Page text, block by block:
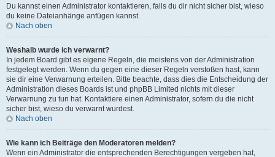
Du kannst einen Administrator kontaktieren, falls du dir nicht sicher bist, wieso
du keine Dateianhänge anfügen kannst.
Nach oben
Weshalb wurde ich verwarnt?
In jedem Board gibt es eigene Regeln, die meistens von der Administration
festgelegt werden. Wenn du gegen eine dieser Regeln verstoßen hast, kann
sie dir eine Verwarnung erteilen. Bitte beachte, dass dies die Entscheidung der
Administration dieses Boards ist und phpBB Limited nichts mit dieser
Verwarnung zu tun hat. Kontaktiere einen Administrator, sofern du die nicht
sicher bist, wieso du verwarnt wurdest.
Nach oben
Wie kann ich Beiträge den Moderatoren melden?
Wenn ein Administrator die entsprechenden Berechtigungen vergeben hat,